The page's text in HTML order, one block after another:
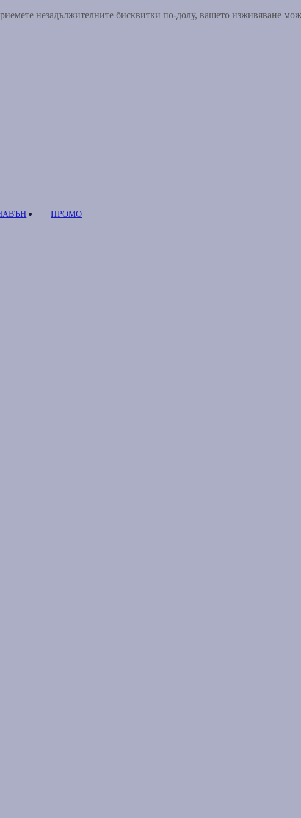
незадължителните бисквитки по-долу, вашето изживяване
ПРОМО